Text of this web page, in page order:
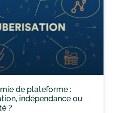
de plateforme :
indépendance ou
?